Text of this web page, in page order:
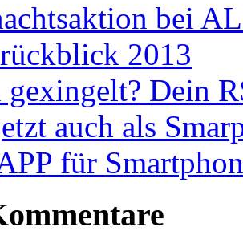
bei
2013
gexingelt? Dein
auch als
für